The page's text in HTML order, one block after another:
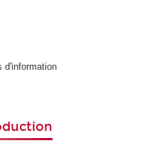
d'information